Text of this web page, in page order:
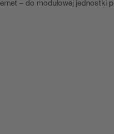
– do modułowej jednostki